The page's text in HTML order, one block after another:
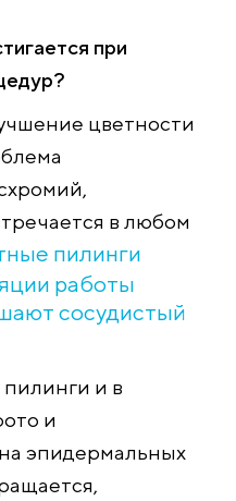
при
цветности
в любом
пилинги
работы
сосудистый
и в
и
эпидермальных